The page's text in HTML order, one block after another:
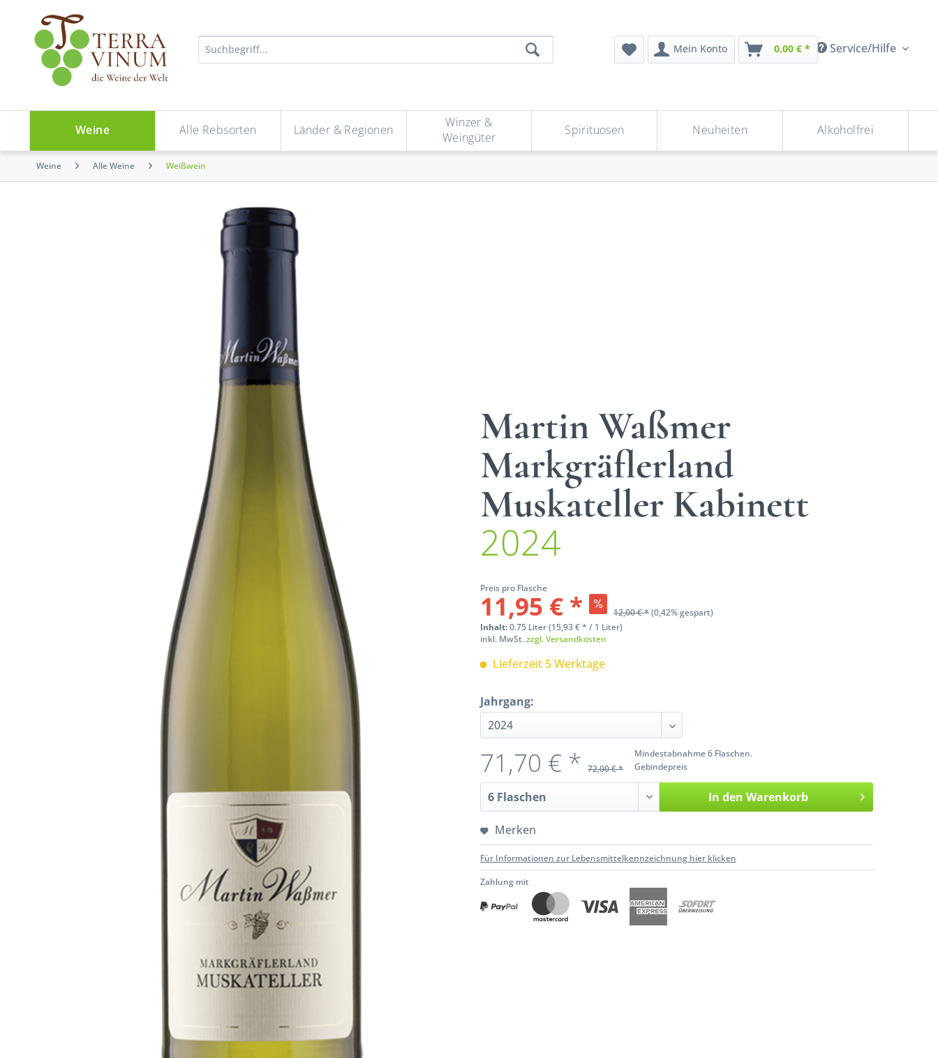
Service/Hilfe
Mein Konto 0,00 € *
Weine Alle Rebsorten Länder & Regionen
Winzer &
Weingüter
Spirituosen Neuheiten Alkoholfrei
Weine Alle Weine Weißwein
Martin Waßmer
Markgräflerland
Muskateller Kabinett
2024
Preis pro Flasche
11,95 € * 12,00 € *(0,42% gespart)
Inhalt:0.75 Liter (15,93 € * / 1 Liter)
inkl. MwSt.zzgl. Versandkosten
Lieferzeit 5 Werktage
Jahrgang:
Mindestabnahme 6 Flaschen.
Gebindepreis
71,70 € * 72,00 € *
In den Warenkorb
Merken
Für Informationen zur Lebensmittelkennzeichnung hier klicken
Zahlung mit